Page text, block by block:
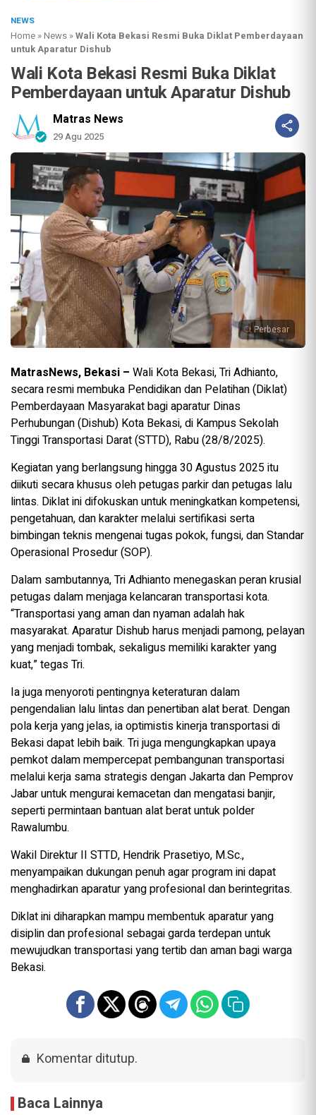
NEWS
Home »News »Wali Kota Bekasi Resmi Buka Diklat Pemberdayaan
untuk Aparatur Dishub
Wali Kota Bekasi Resmi Buka Diklat
Pemberdayaan untuk Aparatur Dishub
Matras News
29 Agu 2025
Perbesar
MatrasNews, Bekasi – Wali Kota Bekasi, Tri Adhianto,
secara resmi membuka Pendidikan dan Pelatihan (Diklat)
Pemberdayaan Masyarakat bagi aparatur Dinas
Perhubungan (Dishub) Kota Bekasi, di Kampus Sekolah
Tinggi Transportasi Darat (STTD), Rabu (28/8/2025).
Kegiatan yang berlangsung hingga 30 Agustus 2025 itu
diikuti secara khusus oleh petugas parkir dan petugas lalu
lintas. Diklat ini difokuskan untuk meningkatkan kompetensi,
pengetahuan, dan karakter melalui sertifikasi serta
bimbingan teknis mengenai tugas pokok, fungsi, dan Standar
Operasional Prosedur (SOP).
Dalam sambutannya, Tri Adhianto menegaskan peran krusial
petugas dalam menjaga kelancaran transportasi kota.
“Transportasi yang aman dan nyaman adalah hak
masyarakat. Aparatur Dishub harus menjadi pamong, pelayan
yang menjadi tombak, sekaligus memiliki karakter yang
kuat,” tegas Tri.
Ia juga menyoroti pentingnya keteraturan dalam
pengendalian lalu lintas dan penertiban alat berat. Dengan
pola kerja yang jelas, ia optimistis kinerja transportasi di
Bekasi dapat lebih baik. Tri juga mengungkapkan upaya
pemkot dalam mempercepat pembangunan transportasi
melalui kerja sama strategis dengan Jakarta dan Pemprov
Jabar untuk mengurai kemacetan dan mengatasi banjir,
seperti permintaan bantuan alat berat untuk polder
Rawalumbu.
Wakil Direktur II STTD, Hendrik Prasetiyo, M.Sc.,
menyampaikan dukungan penuh agar program ini dapat
menghadirkan aparatur yang profesional dan berintegritas.
Diklat ini diharapkan mampu membentuk aparatur yang
disiplin dan profesional sebagai garda terdepan untuk
mewujudkan transportasi yang tertib dan aman bagi warga
Bekasi.
Komentar ditutup.
Baca Lainnya